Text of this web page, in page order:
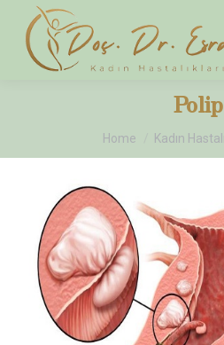
Polip
You are here:
Home Kadın